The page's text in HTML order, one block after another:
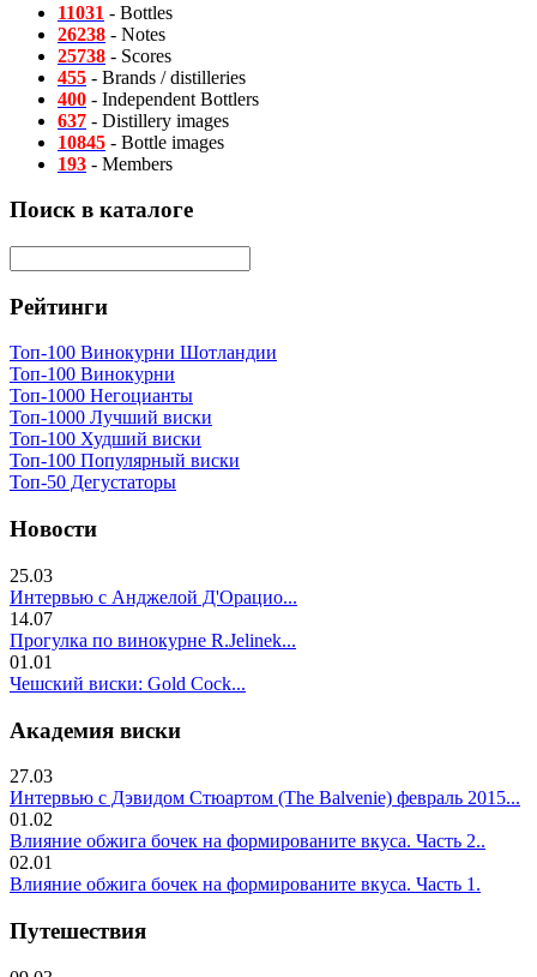
11031 - Bottles
26238 - Notes
25738 - Scores
455 - Brands / distilleries
400 - Independent Bottlers
637 - Distillery images
10845 - Bottle images
193 - Members
Поиск в каталоге
Рейтинги
Топ-100 Винокурни Шотландии
Топ-100 Винокурни
Топ-1000 Негоцианты
Топ-1000 Лучший виски
Топ-100 Худший виски
Топ-100 Популярный виски
Топ-50 Дегустаторы
Новости
25.03
Интервью с Анджелой Д'Орацио...
14.07
Прогулка по винокурне R.Jelinek...
01.01
Чешский виски: Gold Cock...
Академия виски
27.03
Интервью с Дэвидом Стюартом (The Balvenie) февраль 2015...
01.02
Влияние обжига бочек на формированите вкуса. Часть 2..
02.01
Влияние обжига бочек на формированите вкуса. Часть 1.
Путешествия